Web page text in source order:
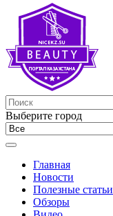
Выберите город
Главная
Новости
Полезные статьи
Обзоры